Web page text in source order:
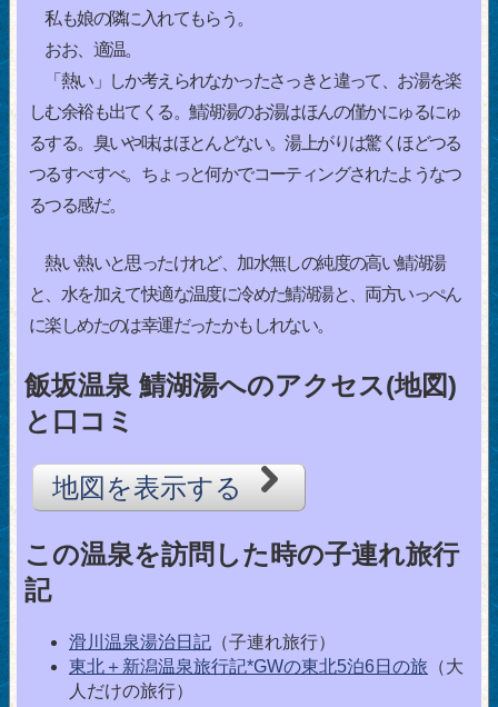
私も娘の隣に入れてもらう。
おお、適温。
「熱い」しか考えられなかったさっきと違って、お湯を楽
しむ余裕も出てくる。鯖湖湯のお湯はほんの僅かにゅるにゅ
るする。臭いや味はほとんどない。湯上がりは驚くほどつる
つるすべすべ。ちょっと何かでコーティングされたようなつ
るつる感だ。
熱い熱いと思ったけれど、加水無しの純度の高い鯖湖湯
と、水を加えて快適な温度に冷めた鯖湖湯と、両方いっぺん
に楽しめたのは幸運だったかもしれない。
飯坂温泉 鯖湖湯へのアクセス(地図)
と口コミ
地図を表示する
この温泉を訪問した時の子連れ旅行
記
滑川温泉湯治日記 （子連れ旅行）
東北＋新潟温泉旅行記*GWの東北5泊6日の旅 （大
人だけの旅行）